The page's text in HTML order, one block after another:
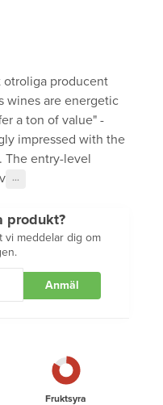
otroliga producent
wines are energetic
a ton of value" -
impressed with the
The entry-level
···
produkt?
vi meddelar dig om
Anmäl
Fruktsyra